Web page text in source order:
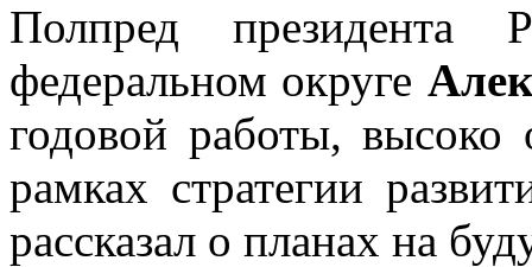
Полпред президента
федеральном округе
годовой работы, высоко
рамках стратегии
рассказал о планах на